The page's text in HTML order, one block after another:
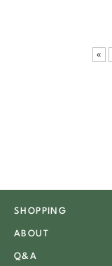
«
SHOPPING
ABOUT
Q&A